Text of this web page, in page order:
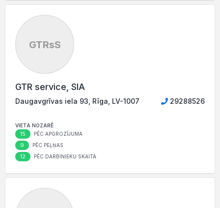
GTRsS
GTR service, SIA
Daugavgrīvas iela 93, Rīga, LV-1007 29288526
VIETA NOZARĒ
15 PĒC APGROZĪJUMA
9 PĒC PEĻŅAS
12 PĒC DARBINIEKU SKAITA